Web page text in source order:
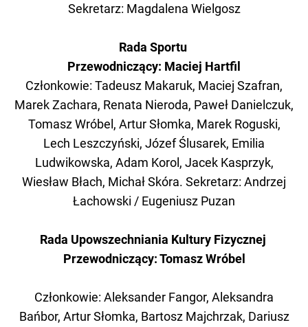
Sekretarz: Magdalena Wielgosz
Rada Sportu
Przewodniczący: Maciej Hartfil
Członkowie: Tadeusz Makaruk, Maciej Szafran,
Marek Zachara, Renata Nieroda, Paweł Danielczuk,
Tomasz Wróbel, Artur Słomka, Marek Roguski,
Lech Leszczyński, Józef Ślusarek, Emilia
Ludwikowska, Adam Korol, Jacek Kasprzyk,
Wiesław Błach, Michał Skóra. Sekretarz: Andrzej
Łachowski / Eugeniusz Puzan
Rada Upowszechniania Kultury Fizycznej
Przewodniczący: Tomasz Wróbel
Członkowie: Aleksander Fangor, Aleksandra
Bańbor, Artur Słomka, Bartosz Majchrzak, Dariusz